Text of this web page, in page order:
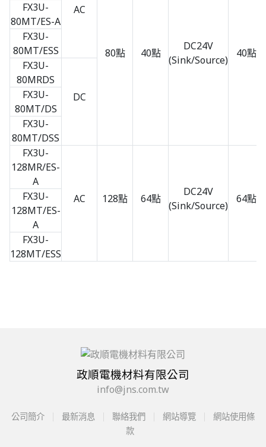
AC
80點 40點
DC24V
(Sink/Source)
40點
FX3U-
80MT/ES-A
FX3U-
80MT/ESS
FX3U-
80MRDS
DC
FX3U-
80MT/DS
FX3U-
80MT/DSS
FX3U-
128MR/ES-
A
AC
128點 64點
DC24V
(Sink/Source)
64點
FX3U-
128MT/ES-
A
FX3U-
128MT/ESS
政順電機材料有限公司
info@jns.com.tw
公司簡介 最新消息 聯絡我們 網站導覽
網站使用條
款